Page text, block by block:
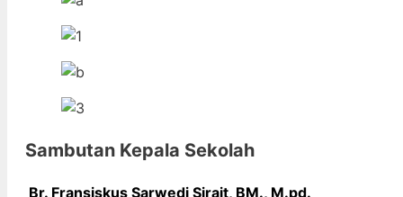
Sambutan Kepala Sekolah
Br. Fransiskus Sarwedi Sirait, BM., M.pd.